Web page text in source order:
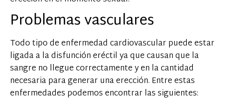
Problemas vasculares
Todo tipo de enfermedad cardiovascular puede estar
ligada a la disfunción eréctil ya que causan que la
sangre no llegue correctamente y en la cantidad
necesaria para generar una erección. Entre estas
enfermedades podemos encontrar las siguientes: